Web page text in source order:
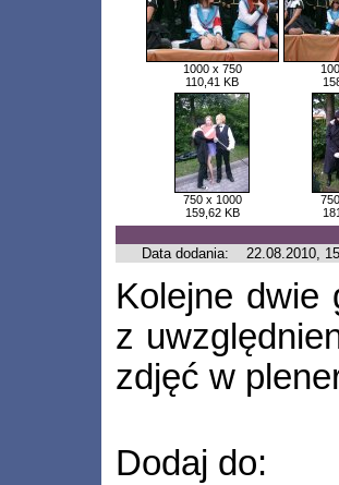
1000 x 750
110,41 KB
750 x 1000
159,62 KB
Data dodania:
22.08.2010,
Kolejne dwie
z
zdjęć w
Dodaj do: